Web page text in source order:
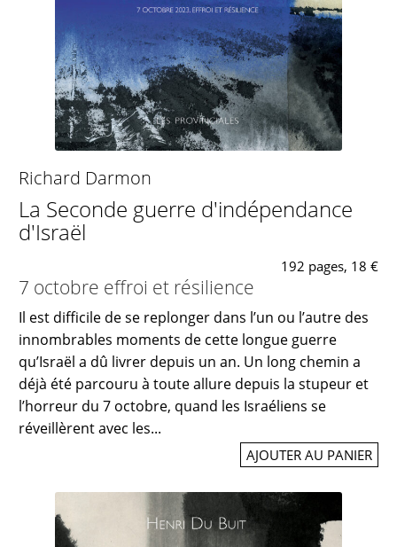
Richard Darmon
La Seconde guerre d'indépendance
d'Israël
192 pages, 18 €
7 octobre effroi et résilience
Il est difficile de se replonger dans l’un ou l’autre des
innombrables moments de cette longue guerre
qu’Israël a dû livrer depuis un an. Un long chemin a
déjà été parcouru à toute allure depuis la stupeur et
l’horreur du 7 octobre, quand les Israéliens se
réveillèrent avec les...
AJOUTER AU PANIER